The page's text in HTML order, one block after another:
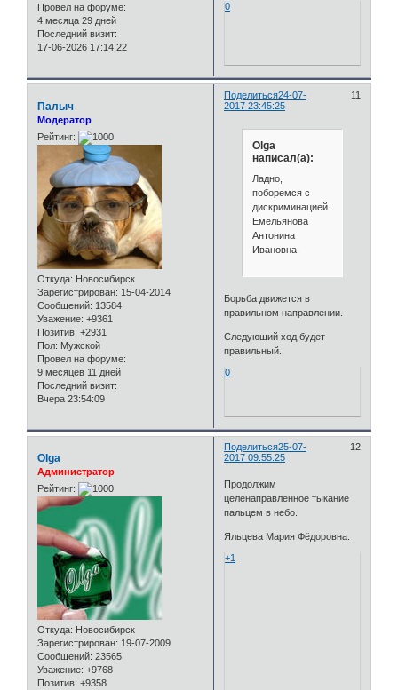
Провел на форуме:
4 месяца 29 дней
Последний визит:
17-06-2026 17:14:22
0
Поделиться 11
24-07-
2017 23:45:25
Палыч
Модератор
Рейтинг:
Откуда: Новосибирск
Зарегистрирован: 15-04-2014
Сообщений: 13584
Уважение: +9361
Позитив: +2931
Пол: Мужской
Провел на форуме:
9 месяцев 11 дней
Последний визит:
Вчера 23:54:09
Olga
написал(а):
Ладно,
поборемся с
дискриминацией.
Емельянова
Антонина
Ивановна.
Борьба движется в
правильном направлении.
Следующий ход будет
правильный.
0
Поделиться 12
25-07-
2017 09:55:25
Olga
Администратор
Рейтинг:
Откуда: Новосибирск
Зарегистрирован: 19-07-2009
Сообщений: 23565
Уважение: +9768
Позитив: +9358
Продолжим
целенаправленное тыкание
пальцем в небо.
Яльцева Мария Фёдоровна.
+1